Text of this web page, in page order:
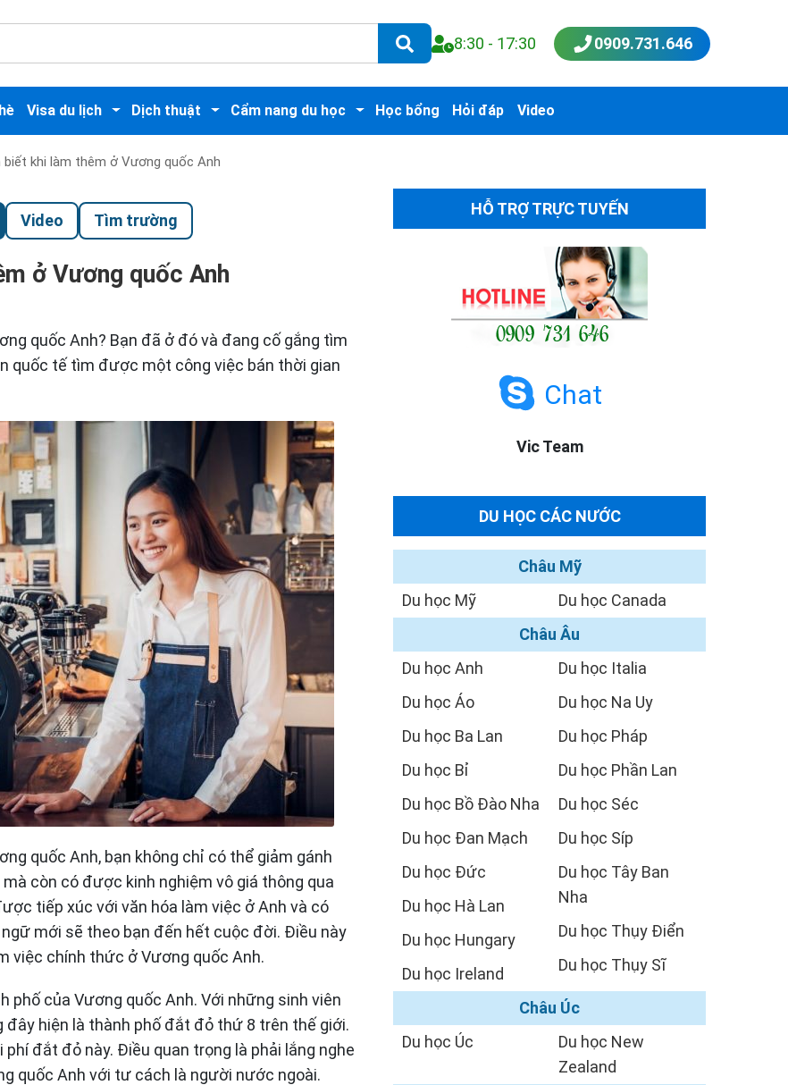
8:30 - 17:30 0909.731.646
Visa du lịch Dịch thuật Cẩm nang du học Học bổng Hỏi đáp Video
biết khi làm thêm ở Vương quốc Anh
Video Tìm trường
ở Vương quốc Anh
quốc Anh? Bạn đã ở đó và đang cố gắng tìm
quốc tế tìm được một công việc bán thời gian
quốc Anh, bạn không chỉ có thể giảm gánh
còn có được kinh nghiệm vô giá thông qua
tiếp xúc với văn hóa làm việc ở Anh và có
mới sẽ theo bạn đến hết cuộc đời. Điều này
việc chính thức ở Vương quốc Anh.
phố của Vương quốc Anh. Với những sinh viên
đây hiện là thành phố đắt đỏ thứ 8 trên thế giới.
đắt đỏ này. Điều quan trọng là phải lắng nghe
quốc Anh với tư cách là người nước ngoài.
HỖ TRỢ TRỰC TUYẾN
Chat
Vic Team
DU HỌC CÁC NƯỚC
Châu Mỹ
Du học Mỹ
Du học Canada
Châu Âu
Du học Anh
Du học Áo
Du học Ba Lan
Du học Bỉ
Du học Bồ Đào Nha
Du học Đan Mạch
Du học Đức
Du học Hà Lan
Du học Hungary
Du học Ireland
Du học Italia
Du học Na Uy
Du học Pháp
Du học Phần Lan
Du học Séc
Du học Síp
Du học Tây Ban
Nha
Du học Thụy Điển
Du học Thụy Sĩ
Châu Úc
Du học Úc
Du học New
Zealand